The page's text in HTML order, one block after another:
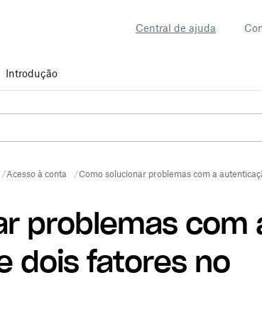
Central de ajuda
Introdução
Acesso à conta Como solucionar problemas com a
problemas com
dois fatores no